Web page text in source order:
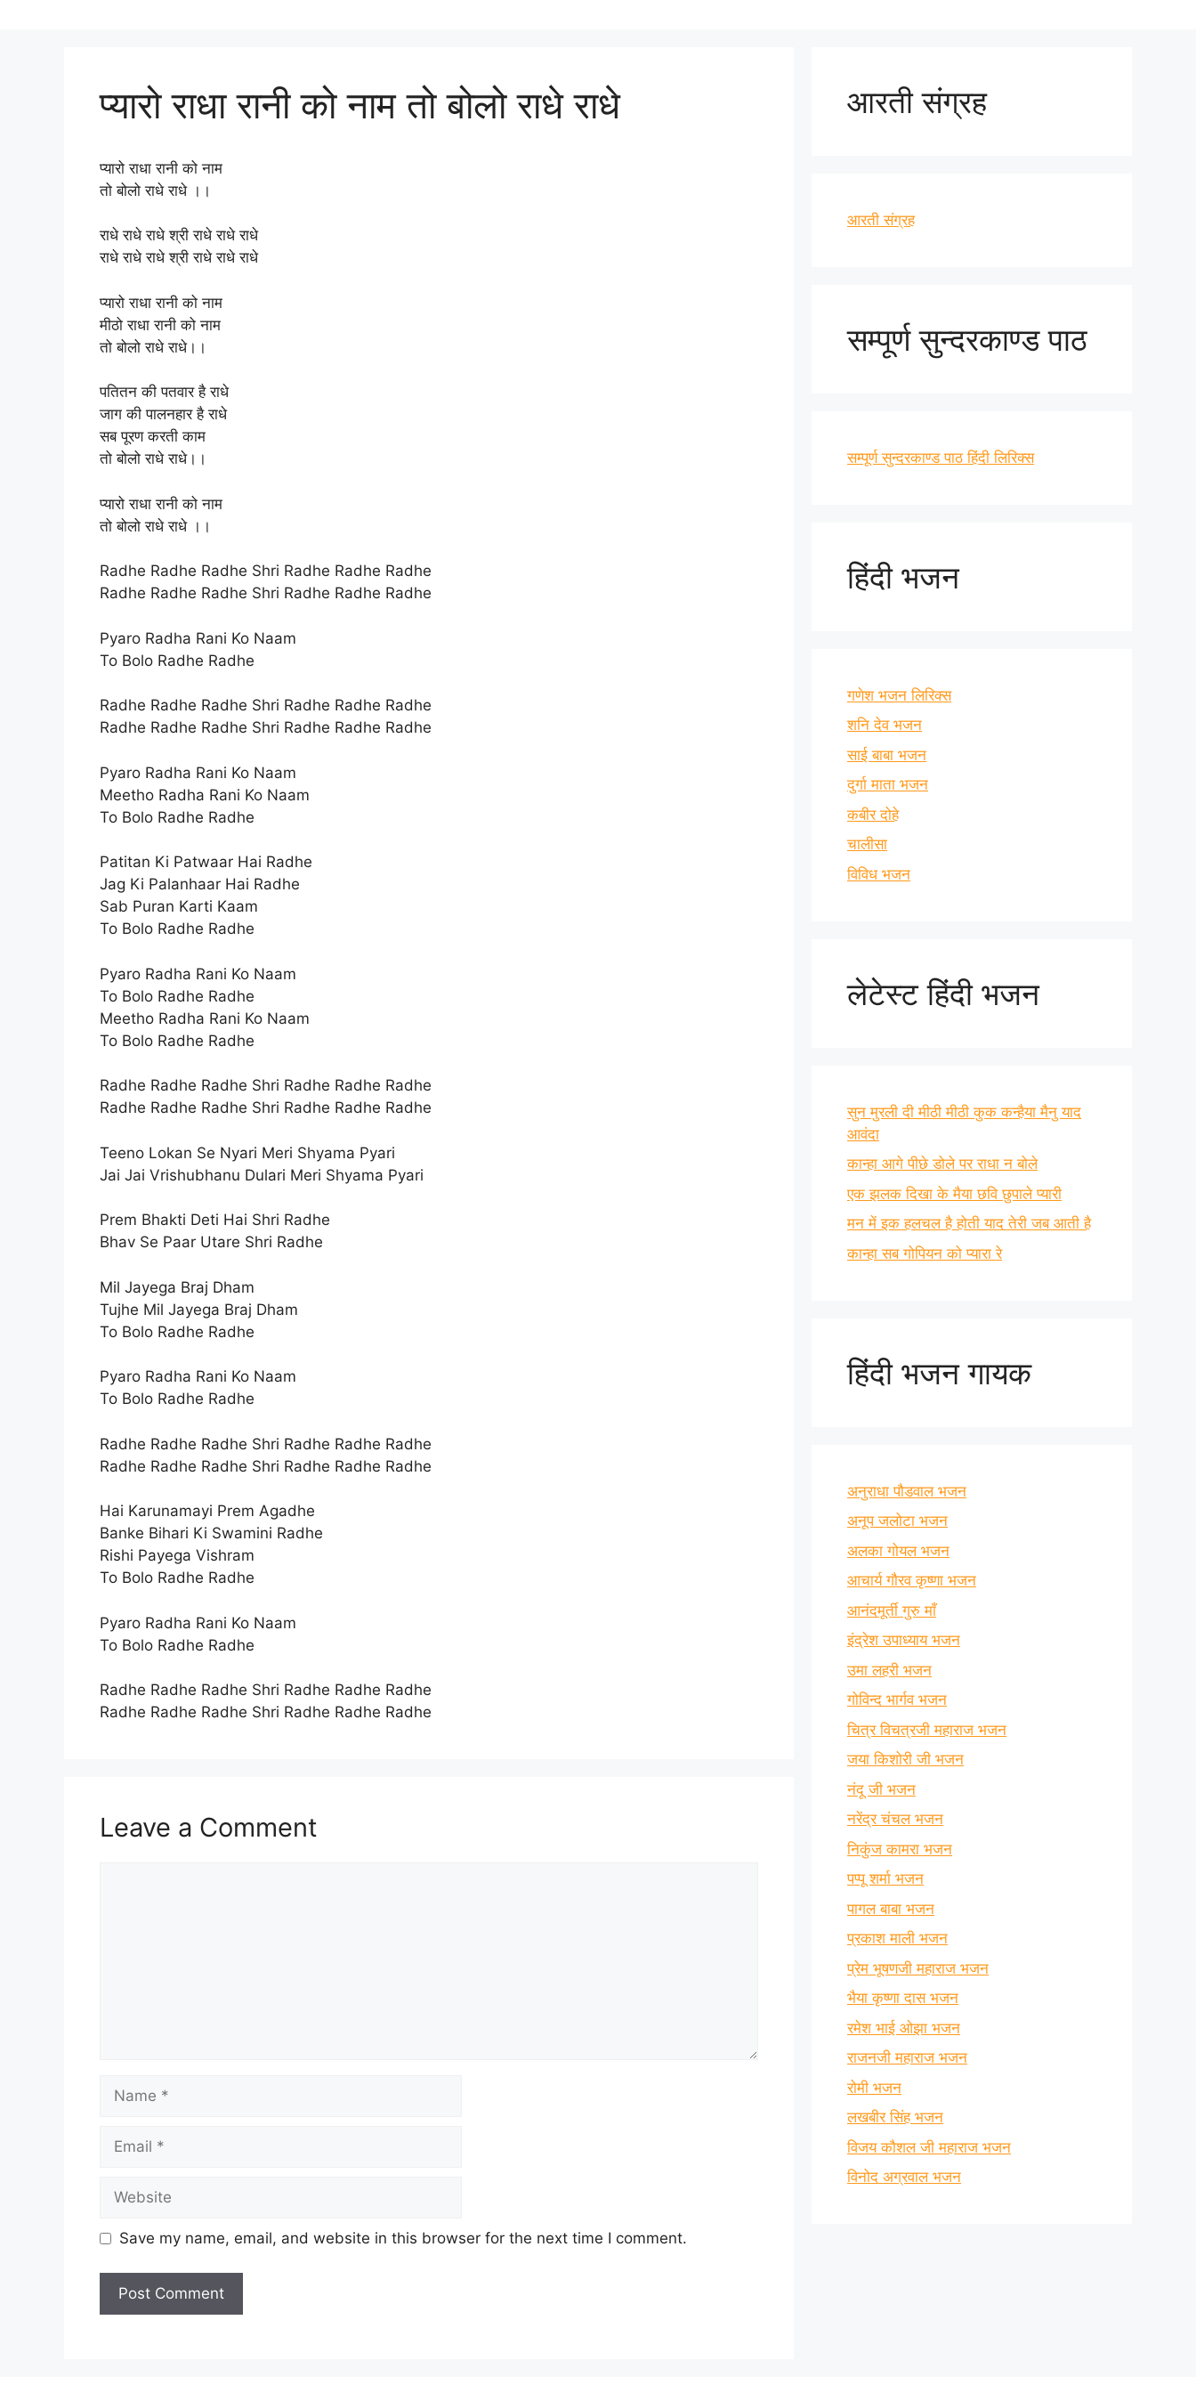
प्यारो राधा रानी को नाम तो बोलो राधे राधे
प्यारो राधा रानी को नाम
तो बोलो राधे राधे ।।
राधे राधे राधे श्री राधे राधे राधे
राधे राधे राधे श्री राधे राधे राधे
प्यारो राधा रानी को नाम
मीठो राधा रानी को नाम
तो बोलो राधे राधे।।
पतितन की पतवार है राधे
जाग की पालनहार है राधे
सब पूरण करती काम
तो बोलो राधे राधे।।
प्यारो राधा रानी को नाम
तो बोलो राधे राधे ।।
Radhe Radhe Radhe Shri Radhe Radhe Radhe
Radhe Radhe Radhe Shri Radhe Radhe Radhe
Pyaro Radha Rani Ko Naam
To Bolo Radhe Radhe
Radhe Radhe Radhe Shri Radhe Radhe Radhe
Radhe Radhe Radhe Shri Radhe Radhe Radhe
Pyaro Radha Rani Ko Naam
Meetho Radha Rani Ko Naam
To Bolo Radhe Radhe
Patitan Ki Patwaar Hai Radhe
Jag Ki Palanhaar Hai Radhe
Sab Puran Karti Kaam
To Bolo Radhe Radhe
Pyaro Radha Rani Ko Naam
To Bolo Radhe Radhe
Meetho Radha Rani Ko Naam
To Bolo Radhe Radhe
Radhe Radhe Radhe Shri Radhe Radhe Radhe
Radhe Radhe Radhe Shri Radhe Radhe Radhe
Teeno Lokan Se Nyari Meri Shyama Pyari
Jai Jai Vrishubhanu Dulari Meri Shyama Pyari
Prem Bhakti Deti Hai Shri Radhe
Bhav Se Paar Utare Shri Radhe
Mil Jayega Braj Dham
Tujhe Mil Jayega Braj Dham
To Bolo Radhe Radhe
Pyaro Radha Rani Ko Naam
To Bolo Radhe Radhe
Radhe Radhe Radhe Shri Radhe Radhe Radhe
Radhe Radhe Radhe Shri Radhe Radhe Radhe
Hai Karunamayi Prem Agadhe
Banke Bihari Ki Swamini Radhe
Rishi Payega Vishram
To Bolo Radhe Radhe
Pyaro Radha Rani Ko Naam
To Bolo Radhe Radhe
Radhe Radhe Radhe Shri Radhe Radhe Radhe
Radhe Radhe Radhe Shri Radhe Radhe Radhe
Leave a Comment
Name
Email
Website
Save my name, email, and website in this browser for the next time I comment.
आरती संग्रह
आरती संग्रह
सम्पूर्ण सुन्दरकाण्ड पाठ
सम्पूर्ण सुन्दरकाण्ड पाठ हिंदी लिरिक्स
हिंदी भजन
गणेश भजन लिरिक्स
शनि देव भजन
साई बाबा भजन
दुर्गा माता भजन
कबीर दोहे
चालीसा
विविध भजन
लेटेस्ट हिंदी भजन
सुन मुरली दी मीठी मीठी कुक कन्हैया मैनु याद
आवंदा
कान्हा आगे पीछे डोले पर राधा न बोले
एक झलक दिखा के मैया छवि छुपाले प्यारी
मन में इक हलचल है होती याद तेरी जब आती है
कान्हा सब गोपियन को प्यारा रे
हिंदी भजन गायक
अनुराधा पौडवाल भजन
अनूप जलोटा भजन
अलका गोयल भजन
आचार्य गौरव कृष्णा भजन
आनंदमूर्ती गुरु माँ
इंद्रेश उपाध्याय भजन
उमा लहरी भजन
गोविन्द भार्गव भजन
चित्र विचत्रजी महाराज भजन
जया किशोरी जी भजन
नंदू जी भजन
नरेंद्र चंचल भजन
निकुंज कामरा भजन
पप्पू शर्मा भजन
पागल बाबा भजन
प्रकाश माली भजन
प्रेम भूषणजी महाराज भजन
भैया कृष्णा दास भजन
रमेश भाई ओझा भजन
राजनजी महाराज भजन
रोमी भजन
लखबीर सिंह भजन
विजय कौशल जी महाराज भजन
विनोद अग्रवाल भजन